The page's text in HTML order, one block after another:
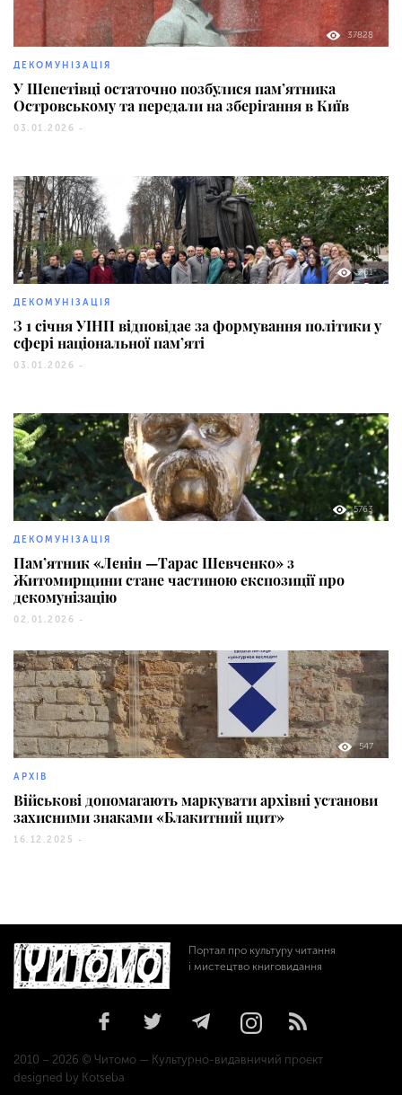
37828
ДЕКОМУНІЗАЦІЯ
У Шепетівці остаточно позбулися пам’ятника
Островському та передали на зберігання в Київ
03.01.2026 -
261
ДЕКОМУНІЗАЦІЯ
З 1 січня УІНП відповідає за формування політики у
сфері національної пам’яті
03.01.2026 -
5763
ДЕКОМУНІЗАЦІЯ
Пам’ятник «Лєнін —Тарас Шевченко» з
Житомирщини стане частиною експозиції про
декомунізацію
02.01.2026 -
547
АРХІВ
Військові допомагають маркувати архівні установи
захисними знаками «Блакитний щит»
16.12.2025 -
Портал про культуру читання
і мистецтво книговидання
2010 – 2026 © Читомо — Культурно-видавничий проект
designed by Kotseba